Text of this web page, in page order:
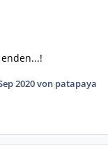
2020von patapaya